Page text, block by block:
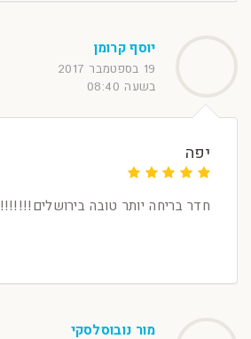
יוסף קרומן
19 בספטמבר 2017
בשעה 08:40
יפה
חדר בריחה יותר טובה בירושלים!!!!!!!
מור נובוסלסקי